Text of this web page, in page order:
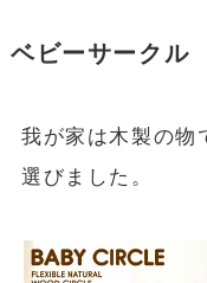
ベビーサークル
我が家は木製の物
選びました。